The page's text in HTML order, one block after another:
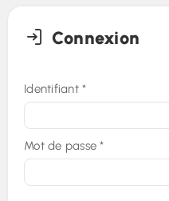
Connexion
Identifiant *
Mot de passe*